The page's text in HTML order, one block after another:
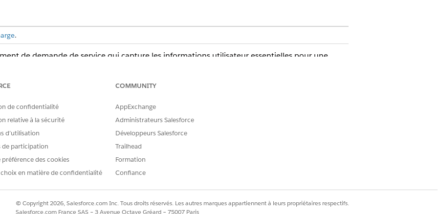
.
de demande de service qui capture les informations utilisateur essentielles pour une
modèle capture les détails suivants de l'employé : Type de logement, Description du
Méthode de contact préférée.
Flow Builder pour définir une logique d'acheminement personnalisée et des workflows
de confidentialité
relative à la sécurité
d’utilisation
de participation
des cookies
choix en matière de confidentialité
COMMUNITY
AppExchange
Administrateurs Salesforce
Développeurs Salesforce
Trailhead
Formation
Confiance
© Copyright 2026, Salesforce.com Inc. Tous droits réservés. Les autres marques appartiennent à leurs propriétaires respectifs.
Salesforce.com France SAS – 3 Avenue Octave Gréard – 75007 Paris